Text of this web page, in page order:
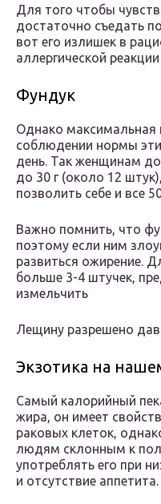
Для того чтобы
достаточно съедать
вот его излишек в
аллергической
Фундук
Однако максимальная
соблюдении нормы
день. Так женщинам
до 30 г (около 12
позволить себе и все
Важно помнить, что
поэтому если ним
развиться ожирение.
больше 3-4 штучек,
измельчить
Лещину разрешено
Экзотика на
Самый калорийный
жира, он имеет
раковых клеток,
людям склонным к
употреблять его при
и отсутствие аппетита.